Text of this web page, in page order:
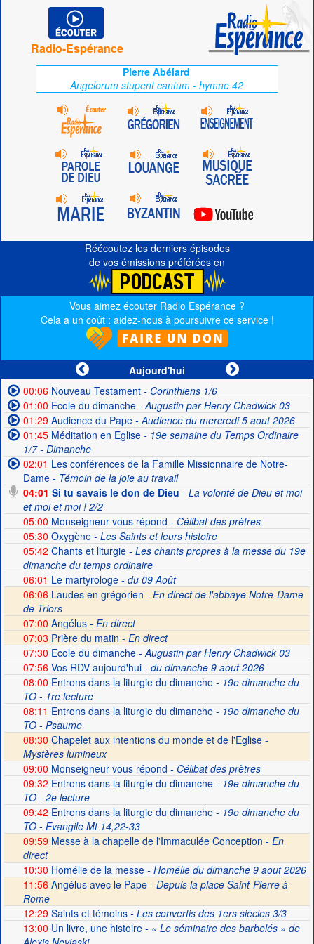
Radio-Espérance
Pierre Abélard
Angelorum stupent cantum - hymne 42
Réécoutez les derniers épisodes
de vos émissions préférées en
Vous aimez écouter Radio Espérance ?
Cela a un coût : aidez-nous à poursuivre ce service !
Aujourd'hui
00:06Nouveau Testament- Corinthiens 1/6
01:00 Ecole du dimanche- Augustin par Henry Chadwick 03
01:29Audience du Pape- Audience du mercredi 5 aout 2026
01:45Méditation en Eglise- 19e semaine du Temps Ordinaire
1/7 - Dimanche
02:01 Les conférences de la Famille Missionnaire de Notre-
Dame- Témoin de la joie au travail
04:01 Si tu savais le don de Dieu - La volonté de Dieu et moi
et moi et moi ! 2/2
05:00 Monseigneur vous répond - Célibat des prètres
05:30 Oxygène- Les Saints et leurs histoire
05:42 Chants et liturgie- Les chants propres à la messe du 19e
dimanche du temps ordinaire
06:01 Le martyrologe- du 09 Août
06:06 Laudes en grégorien - En direct de l'abbaye Notre-Dame
de Triors
07:00 Angélus - En direct
07:03 Prière du matin - En direct
07:30 Ecole du dimanche- Augustin par Henry Chadwick 03
07:56Vos RDV aujourd'hui- du dimanche 9 aout 2026
08:00 Entrons dans la liturgie du dimanche- 19e dimanche du
TO - 1re lecture
08:11 Entrons dans la liturgie du dimanche- 19e dimanche du
TO - Psaume
08:30 Chapelet aux intentions du monde et de l'Eglise -
Mystères lumineux
09:00 Monseigneur vous répond - Célibat des prètres
09:32 Entrons dans la liturgie du dimanche- 19e dimanche du
TO - 2e lecture
09:42 Entrons dans la liturgie du dimanche- 19e dimanche du
TO - Evangile Mt 14,22-33
09:59 Messe à la chapelle de l'Immaculée Conception - En
direct
10:30 Homélie de la messe- Homélie du dimanche 9 aout 2026
11:56 Angélus avec le Pape - Depuis la place Saint-Pierre à
Rome
12:29Saints et témoins- Les convertis des 1ers siècles 3/3
13:00 Un livre, une histoire- « Le séminaire des barbelés » de